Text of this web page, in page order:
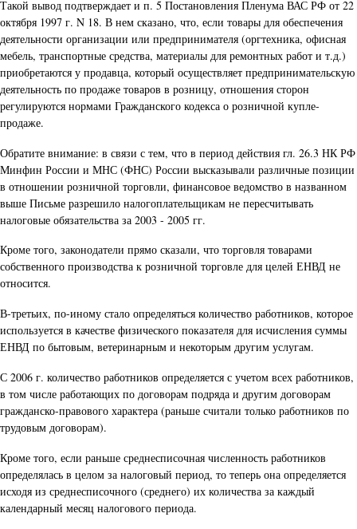
Такой вывод подтверждает и п. 5 Постановления Пленума ВАС РФ от 22
октября 1997 г. N 18. В нем сказано, что, если товары для обеспечения
деятельности организации или предпринимателя (оргтехника, офисная
мебель, транспортные средства, материалы для ремонтных работ и т.д.)
приобретаются у продавца, который осуществляет предпринимательскую
деятельность по продаже товаров в розницу, отношения сторон
регулируются нормами Гражданского кодекса о розничной купле-
продаже.
Обратите внимание: в связи с тем, что в период действия гл. 26.3 НК РФ
Минфин России и МНС (ФНС) России высказывали различные позиции
в отношении розничной торговли, финансовое ведомство в названном
выше Письме разрешило налогоплательщикам не пересчитывать
налоговые обязательства за 2003 - 2005 гг.
Кроме того, законодатели прямо сказали, что торговля товарами
собственного производства к розничной торговле для целей ЕНВД не
относится.
В-третьих, по-иному стало определяться количество работников, которое
используется в качестве физического показателя для исчисления суммы
ЕНВД по бытовым, ветеринарным и некоторым другим услугам.
С 2006 г. количество работников определяется с учетом всех работников,
в том числе работающих по договорам подряда и другим договорам
гражданско-правового характера (раньше считали только работников по
трудовым договорам).
Кроме того, если раньше среднесписочная численность работников
определялась в целом за налоговый период, то теперь она определяется
исходя из среднесписочного (среднего) их количества за каждый
календарный месяц налогового периода.